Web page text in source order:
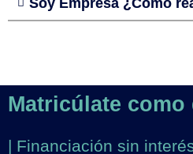
Soy Empresa ¿Como
Matricúlate como
| Financiación sin